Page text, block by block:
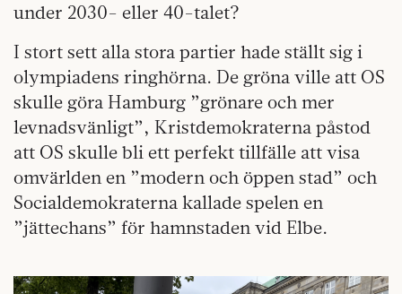
under 2030- eller 40-talet?
I stort sett alla stora partier hade ställt sig i
olympiadens ringhörna. De gröna ville att OS
skulle göra Hamburg ”grönare och mer
levnadsvänligt”, Kristdemokraterna påstod
att OS skulle bli ett perfekt tillfälle att visa
omvärlden en ”modern och öppen stad” och
Socialdemokraterna kallade spelen en
”jättechans” för hamnstaden vid Elbe.